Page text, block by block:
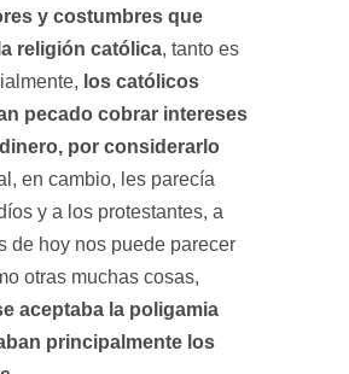
y costumbres que
religión católica, tanto es
los católicos
pecado cobrar intereses
por considerarlo
en cambio, les parecía
y a los protestantes, a
de hoy nos puede parecer
otras muchas cosas,
aceptaba la poligamia
principalmente los